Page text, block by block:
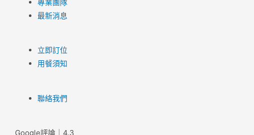
專業團隊
最新消息
立即訂位
用餐須知
聯絡我們
Google評論｜4.3